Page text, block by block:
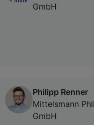
GmbH
Philipp Renner
Mittelsmann
GmbH